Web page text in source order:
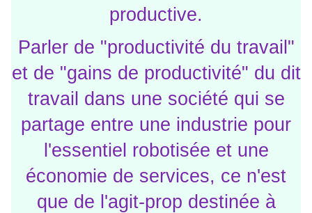
productive.
Parler de "productivité du travail"
et de "gains de productivité" du dit
travail dans une société qui se
partage entre une industrie pour
l'essentiel robotisée et une
économie de services, ce n'est
que de l'agit-prop destinée à